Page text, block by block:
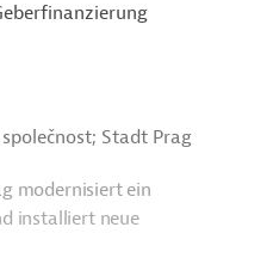
Stadt Prag
modernisiert ein
installiert neue